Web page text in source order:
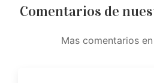
Comentarios de
Mas comentarios en